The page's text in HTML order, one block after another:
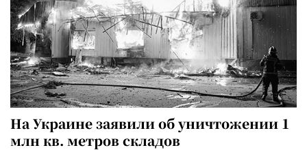
На Украине заявили об уничтожении 1
млн кв. метров складов